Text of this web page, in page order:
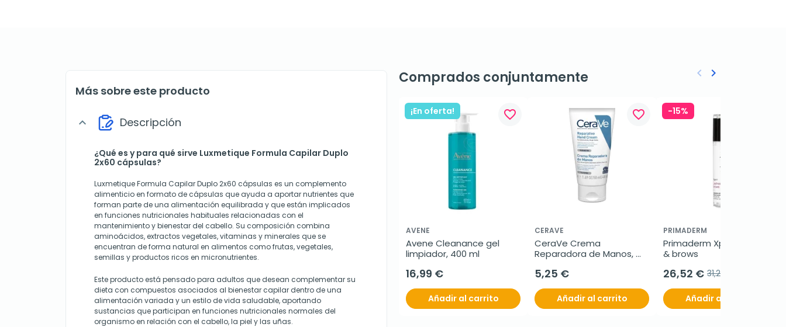
Más sobre este producto
expand_more Descripción
¿Qué es y para qué sirve Luxmetique Formula Capilar Duplo
2x60 cápsulas?
Luxmetique Formula Capilar Duplo 2x60 cápsulas es un complemento
alimenticio en formato de cápsulas que ayuda a aportar nutrientes que
forman parte de una alimentación equilibrada y que están implicados
en funciones nutricionales habituales relacionadas con el
mantenimiento y bienestar del cabello. Su composición combina
aminoácidos, extractos vegetales, vitaminas y minerales que se
encuentran de forma natural en alimentos como frutas, vegetales,
semillas y productos ricos en micronutrientes.
Este producto está pensado para adultos que desean complementar su
dieta con compuestos asociados al bienestar capilar dentro de una
alimentación variada y un estilo de vida saludable, aportando
sustancias que participan en funciones nutricionales normales del
organismo en relación con el cabello, la piel y las uñas.
Comprados conjuntamente
¡En oferta! favorite_border
AVENE
Avene Cleanance gel
limpiador, 400 ml
16,99 €
Añadir al carrito
favorite_border
CERAVE
CeraVe Crema
Reparadora de Manos,
5,25 €
Añadir al carrito
-15%
PRIMADERM
Primaderm Xpert lashes
& brows
26,52 € 31,20 €
Añadir al carrito
Anterior
keyboard_arrow_left Siguiente
keyboard_arrow_right